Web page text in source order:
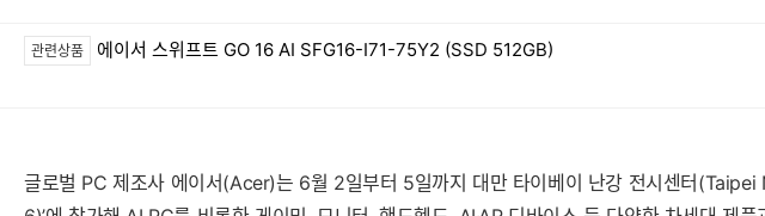
관련상품 에이서 스위프트 GO 16 AI SFG16-I71-75Y2 (SSD 512GB)
글로벌 PC 제조사 에이서(Acer)는 6월 2일부터 5일까지 대만 타이베이 난강 전시센터